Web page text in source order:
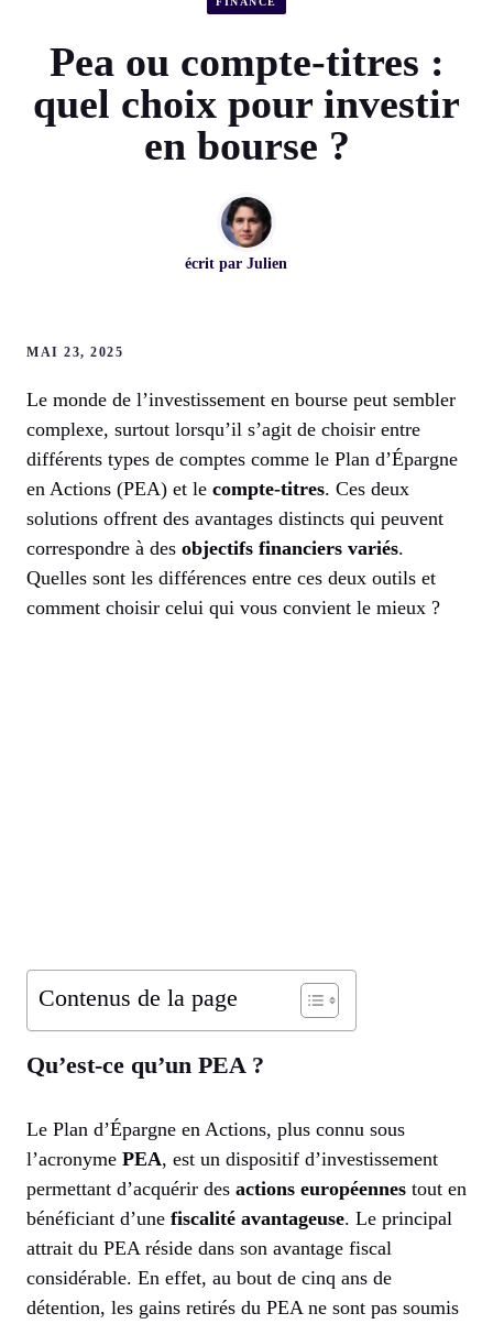
Pea ou compte-titres :
quel choix pour investir
en bourse ?
écrit par Julien
MAI 23, 2025
Le monde de l’investissement en bourse peut sembler
complexe, surtout lorsqu’il s’agit de choisir entre
différents types de comptes comme le Plan d’Épargne
en Actions (PEA) et le compte-titres. Ces deux
solutions offrent des avantages distincts qui peuvent
correspondre à des objectifs financiers variés.
Quelles sont les différences entre ces deux outils et
comment choisir celui qui vous convient le mieux ?
Contenus de la page
Qu’est-ce qu’un PEA ?
Le Plan d’Épargne en Actions, plus connu sous
l’acronyme PEA, est un dispositif d’investissement
permettant d’acquérir des actions européennes tout en
bénéficiant d’une fiscalité avantageuse. Le principal
attrait du PEA réside dans son avantage fiscal
considérable. En effet, au bout de cinq ans de
détention, les gains retirés du PEA ne sont pas soumis